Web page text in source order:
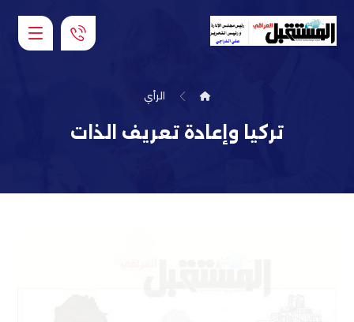
الرأي
تركيا وإعادة تعريف الذات